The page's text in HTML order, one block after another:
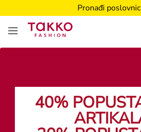
Pronađi
40%